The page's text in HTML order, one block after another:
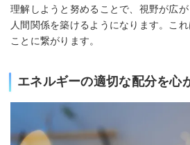
理解しようと努めることで、視野が広
人間関係を築けるようになります。これ
ことに繋がります。
エネルギーの適切な配分を心